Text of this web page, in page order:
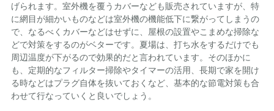
げられます。室外機を覆うカバーなども販売されていますが、特
に網目が細かいものなどは室外機の機能低下に繋がってしまうの
で、なるべくカバーなどはせずに、屋根の設置やこまめな掃除な
どで対策をするのがベターです。夏場は、打ち水をするだけでも
周辺温度が下がるので効果的だと言われています。そのほかに
も、定期的なフィルター掃除やタイマーの活用、長期で家を開け
る時などはプラグ自体を抜いておくなど、基本的な節電対策も合
わせて行なっていくと良いでしょう。